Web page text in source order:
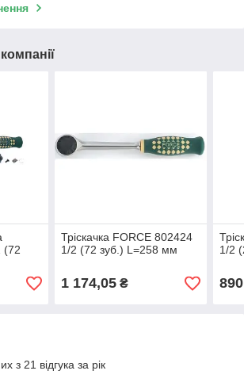
(72
Тріскачка FORCE 802424
1/2 (72 зуб.) L=258 мм
1 174,05₴
1/2
з 21 відгука за рік